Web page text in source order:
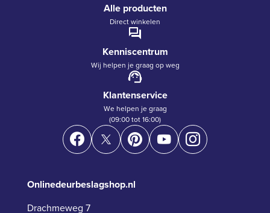
Alle producten
Direct winkelen
Kenniscentrum
Wij helpen je graag op weg
Klantenservice
We helpen je graag
(09:00 tot 16:00)
Onlinedeurbeslagshop.nl
Drachmeweg 7